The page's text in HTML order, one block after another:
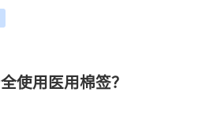
使用医用棉签？